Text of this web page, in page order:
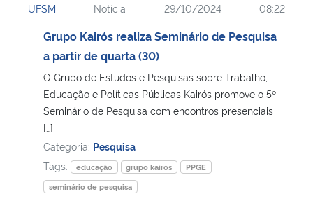
Banco Central do Brasil
UFSM Notícia 29/10/2024 08:22
Grupo Kairós realiza Seminário de Pesquisa
a partir de quarta (30)
O Grupo de Estudos e Pesquisas sobre Trabalho,
Educação e Políticas Públicas Kairós promove o 5º
Seminário de Pesquisa com encontros presenciais
[…]
Categoria: Pesquisa
Tags:
educação grupo kairós
PPGE
seminário de pesquisa